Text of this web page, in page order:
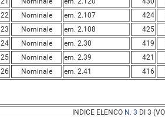
22
Nominale em. 2.107 424
23
Nominale em. 2.108 425
24
Nominale em. 2.30 419
25
Nominale em. 2.39 421
26
Nominale em. 2.41 416
INDICE ELENCO N. 3 DI 3